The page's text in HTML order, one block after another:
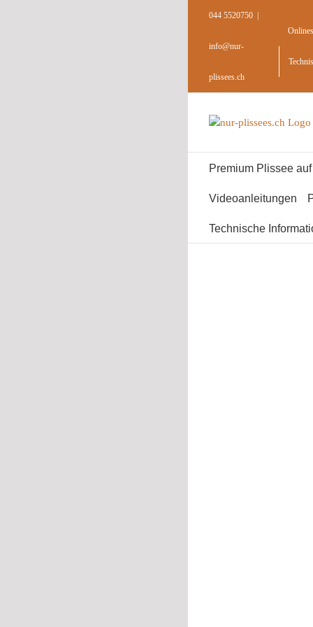
044 5520750
info@nur-
plissees.ch
Premium Plissee
Videoanleitungen
Technische